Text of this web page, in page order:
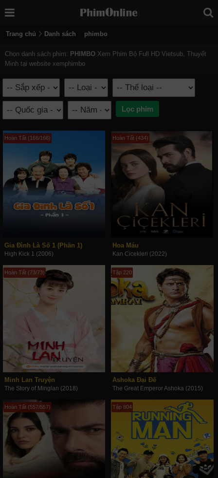
Trang chủ Danh sách phimbo
Chọn danh sách phim: PHIMBO Xem Phim Bộ Full HD Vietsub, Thuyết
Minh tại website xemphimbo
Hoàn Tất (166/166)
Gia Đình Là Số 1 (Phần 1)
High Kick 1 (2006)
Hoàn Tất (434)
Hoa Máu
Kan Cicekleri (2022)
Hoàn Tất (73/73)
Minh Lan Truyện
The Story of Minglan (2018)
Tập 220
Ashoka Đại Đế
The Great Emperor Ashoka (2015)
Hoàn Tất (557/557) Tập 804